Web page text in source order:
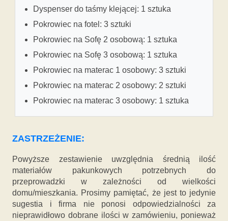
Dyspenser do taśmy klejącej: 1 sztuka
Pokrowiec na fotel: 3 sztuki
Pokrowiec na Sofę 2 osobową: 1 sztuka
Pokrowiec na Sofę 3 osobową: 1 sztuka
Pokrowiec na materac 1 osobowy: 3 sztuki
Pokrowiec na materac 2 osobowy: 2 sztuki
Pokrowiec na materac 3 osobowy: 1 sztuka
ZASTRZEŻENIE:
Powyższe zestawienie uwzględnia średnią ilość
materiałów pakunkowych potrzebnych do
przeprowadzki w zależności od wielkości
domu/mieszkania. Prosimy pamiętać, że jest to jedynie
sugestia i firma nie ponosi odpowiedzialności za
nieprawidłowo dobrane ilości w zamówieniu, ponieważ